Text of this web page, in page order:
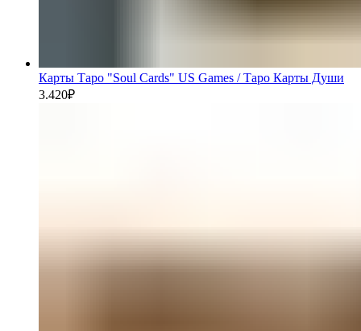
Карты Таро "Soul Cards" US Games / Таро Карты Души
3.420₽